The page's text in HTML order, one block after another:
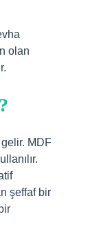
olan
MDF
şeffaf bir